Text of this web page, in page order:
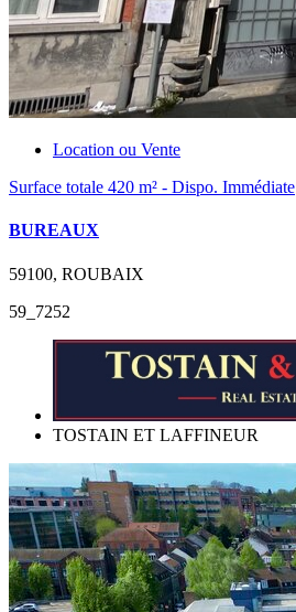
Location ou Vente
Surface totale 420 m² - Dispo. Immédiate
BUREAUX
59100, ROUBAIX
59_7252
TOSTAIN ET LAFFINEUR